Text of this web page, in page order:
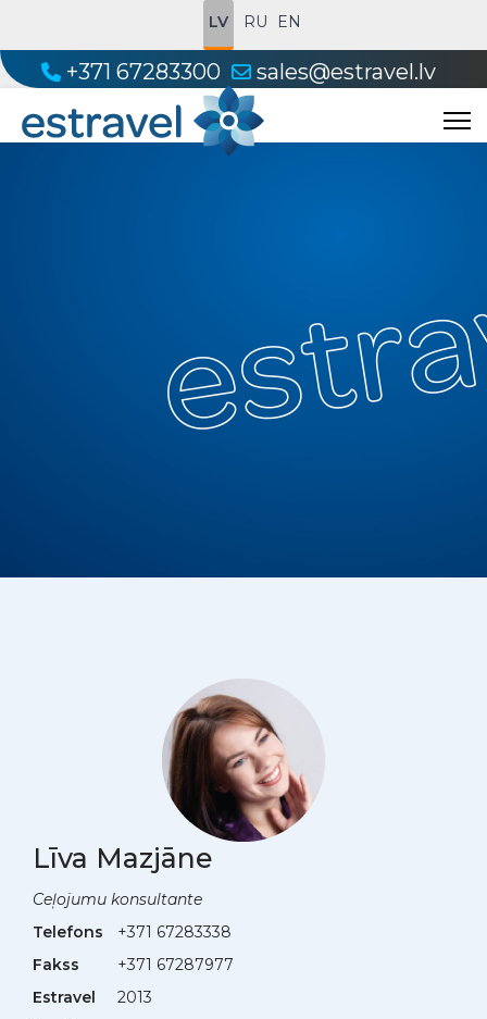
LV RU EN
+371 67283300 sales@estravel.lv
Līva Mazjāne
Ceļojumu konsultante
Telefons
+371 67283338
Fakss
+371 67287977
Estravel
2013